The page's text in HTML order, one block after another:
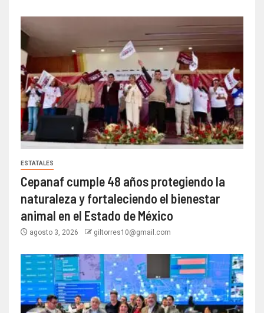
ESTATALES
Cepanaf cumple 48 años protegiendo la
naturaleza y fortaleciendo el bienestar
animal en el Estado de México
agosto 3, 2026 giltorres10@gmail.com